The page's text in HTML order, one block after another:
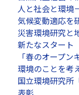
人と社会と環境
気候変動適応を
災害環境研究と
新たなスタート
「春のオープ
環境のことを考
国立環境研究所
表彰